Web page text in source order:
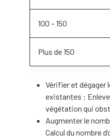
100 – 150
Plus de 150
Vérifier et dégager
existantes :
végétation qui
Augmenter le
Calcul du nombre